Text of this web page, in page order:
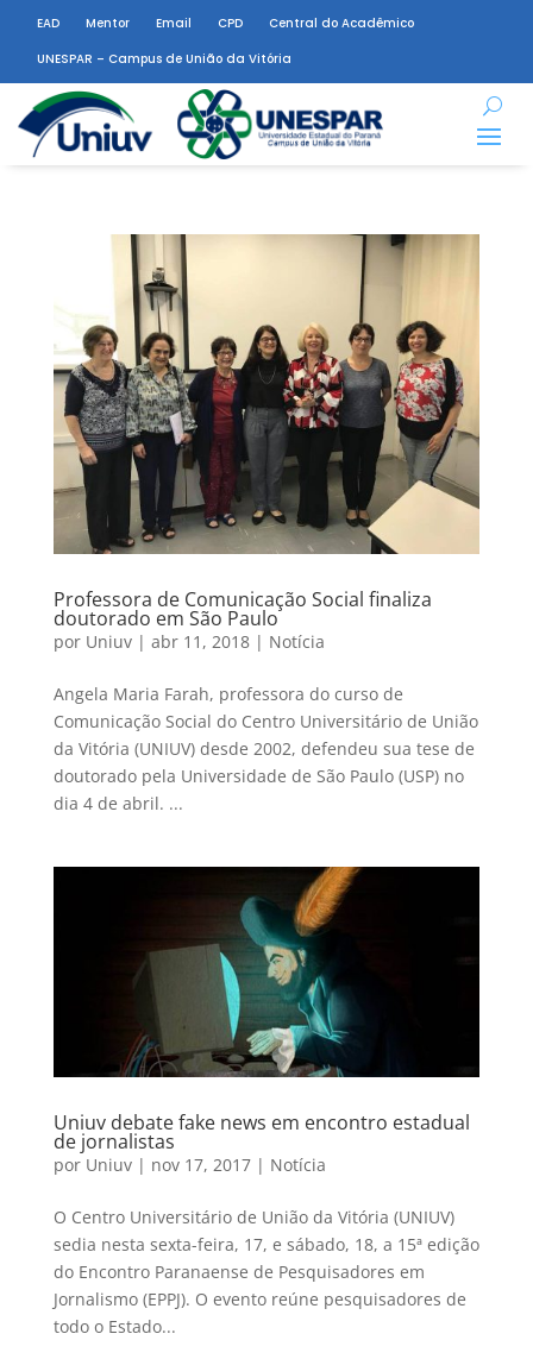
EAD Mentor Email CPD
Central do Acadêmico
UNESPAR – Campus de União da Vitória
Professora de Comunicação Social finaliza
doutorado em São Paulo
por Uniuv| abr 11, 2018| Notícia
Angela Maria Farah, professora do curso de
Comunicação Social do Centro Universitário de União
da Vitória (UNIUV) desde 2002, defendeu sua tese de
doutorado pela Universidade de São Paulo (USP) no
dia 4 de abril. ...
Uniuv debate fake news em encontro estadual
de jornalistas
por Uniuv| nov 17, 2017| Notícia
O Centro Universitário de União da Vitória (UNIUV)
sedia nesta sexta-feira, 17, e sábado, 18, a 15ª edição
do Encontro Paranaense de Pesquisadores em
Jornalismo (EPPJ). O evento reúne pesquisadores de
todo o Estado...